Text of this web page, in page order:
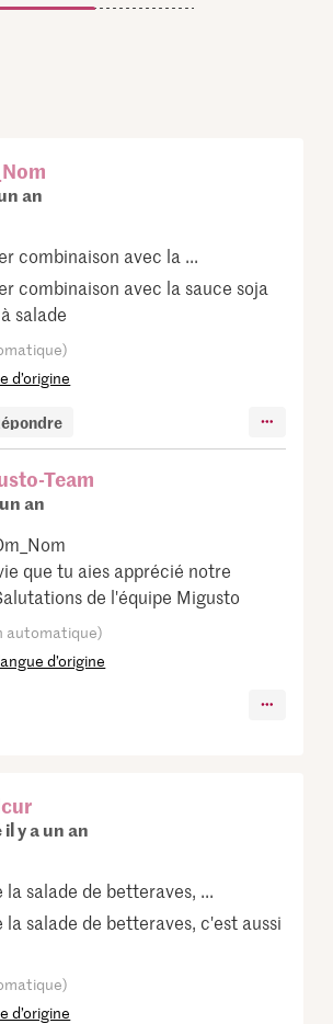
an
combinaison avec la ...
combinaison avec la sauce soja
salade
d’origine
Team
an
que tu aies apprécié notre
de l'équipe Migusto
automatique)
d’origine
y a un an
la salade de betteraves, ...
la salade de betteraves, c'est aussi
d’origine